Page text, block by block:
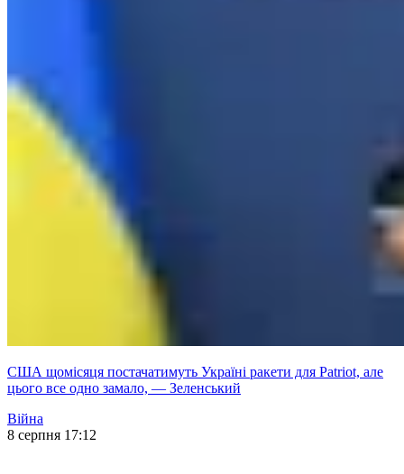
США щомісяця постачатимуть Україні ракети для Patriot, але
цього все одно замало, — Зеленський
Війна
8 серпня 17:12